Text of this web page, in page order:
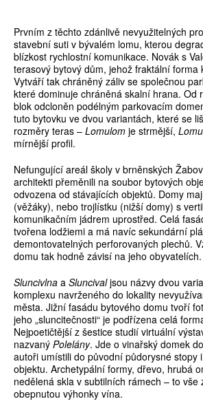
Prvním z těchto zdánlivě nevyužitelných
stavební suti v bývalém lomu, kterou
blízkost rychlostní komunikace. Novák s
terasový bytový dům, jehož fraktální forma
Vytváří tak chráněný záliv se společnou
které dominuje chráněná skalní hrana. Od
blok odcloněn podélným parkovacím
tuto bytovku ve dvou variantách, které se
rozměry teras – Lomulom je strmější,
mírnější profil.
Nefungující areál školy v brněnských
architekti přeměnili na soubor bytových
odvozena od stávajících objektů. Domy
(věžáky), nebo trojlístku (nižší domy) s
komunikačním jádrem uprostřed. Celá
tvořena lodžiemi a má navíc sekundární
demontovatelných perforovaných plechů.
domu tak hodně závisí na jeho obyvatelích.
Sluncivlna a Sluncivaljsou názvy dvou
komplexu navrženého do lokality
města. Jižní fasádu bytového domu tvoří
jeho „sluncitečnosti“ je podřízena celá
Nejpoetičtější z šestice studií virtuální
nazvaný Polelány. Jde o vinařský domek
autoři umístili do původní půdorysné stopy
objektu. Archetypální formy, dřevo, hrubá
nedělená skla v subtilních rámech – to vše
obepnutou výhonky vína.